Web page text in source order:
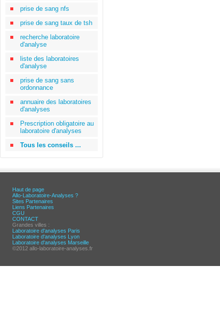
prise de sang nfs
prise de sang taux de tsh
recherche laboratoire
d'analyse
liste des laboratoires
d'analyse
prise de sang sans
ordonnance
annuaire des laboratoires
d'analyses
Prescription obligatoire au
laboratoire d'analyses
Tous les conseils ...
Haut de page
Allo-Laboratoire-Analyses ?
Sites Partenaires
Liens Partenaires
CGU
CONTACT
Grandes villes :
Laboratoire d'analyses Paris
Laboratoire d'analyses Lyon
Laboratoire d'analyses Marseille
©2012 allo-laboratoire-analyses.fr